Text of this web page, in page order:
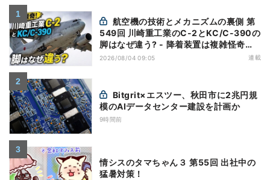
549回 川崎重工業のC-2とKC/C-390の
脚はなぜ違う? - 降着装置は複雑怪奇
(5)|軍用輸送機(10)
2026/08/04 09:05 連載
模のAIデータセンター建設を計画か
9時間前
情シスのタマちゃん３ 第55回 出社中の
猛暑対策！